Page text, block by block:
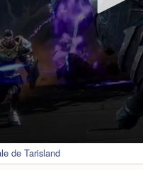
de Tarisland